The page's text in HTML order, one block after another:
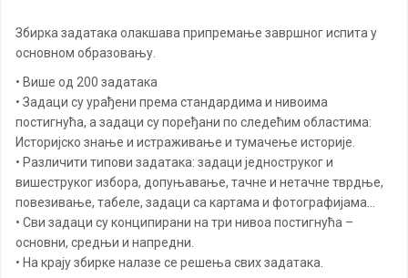
Збирка задатака олакшава припремање завршног испита у
основном образовању.
• Више од 200 задатака
• Задаци су урађени према стандардима и нивоима
постигнућа, а задаци су поређани по следећим областима:
Историјско знање и истраживање и тумачење историје.
• Различити типови задатака: задаци једноструког и
вишеструког избора, допуњавање, тачне и нетачне тврдње,
повезивање, табеле, задаци са картама и фотографијама…
• Сви задаци су конципирани на три нивоа постигнућа –
основни, средњи и напредни.
• На крају збирке налазе се решења свих задатака.